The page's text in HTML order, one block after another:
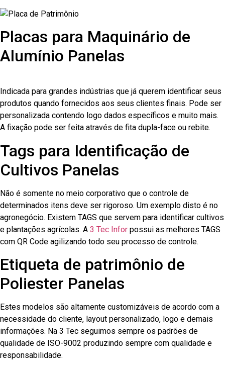
Placas para Maquinário de
Alumínio Panelas
Indicada para grandes indústrias que já querem identificar seus
produtos quando fornecidos aos seus clientes finais. Pode ser
personalizada contendo logo dados específicos e muito mais.
A fixação pode ser feita através de fita dupla-face ou rebite.
Tags para Identificação de
Cultivos Panelas
Não é somente no meio corporativo que o controle de
determinados itens deve ser rigoroso. Um exemplo disto é no
agronegócio. Existem TAGS que servem para identificar cultivos
e plantações agrícolas. A 3 Tec Infor possui as melhores TAGS
com QR Code agilizando todo seu processo de controle.
Etiqueta de patrimônio de
Poliester Panelas
Estes modelos são altamente customizáveis de acordo com a
necessidade do cliente, layout personalizado, logo e demais
informações. Na 3 Tec seguimos sempre os padrões de
qualidade de ISO-9002 produzindo sempre com qualidade e
responsabilidade.